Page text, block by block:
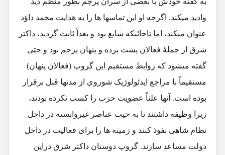
وادید میکند. اگرچه او این تماسها ها را به هدایت محمد داؤد
عنوان میکند، اما تاجائیکه شایع بود و بعداً ثابت گردید، داکتر
شرق از جملۀ فعالان پشت پرده و پنهان پرچم بود و حتی
گفته میشود که روابط مستقیم این گروپ (فعالان پنهان)
مستقیماً با مراجع ایدئولوژیک شوروی از مدتها قبل برقرار
بوده است. آنها علناً عضویت حزب را کسب نکرده بودند،
زیرا وظیفه داشتند تا به حیث عناصر غیروابسته در داخل
نظام شاهی نفوذ کنند و زمینه ها را برای فعالیت در داخل
دولت مساعد سازند. گروپ دوستان داکتر شرق دراین